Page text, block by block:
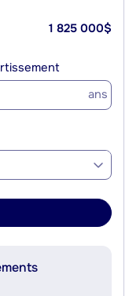
1 825 000$
ans